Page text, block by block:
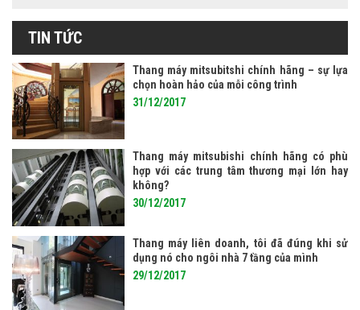
TIN TỨC
Thang máy mitsubitshi chính hãng – sự lựa
chọn hoàn hảo của mỗi công trình
31/12/2017
Thang máy mitsubishi chính hãng có phù
hợp với các trung tâm thương mại lớn hay
không?
30/12/2017
Thang máy liên doanh, tôi đã đúng khi sử
dụng nó cho ngôi nhà 7 tầng của mình
29/12/2017